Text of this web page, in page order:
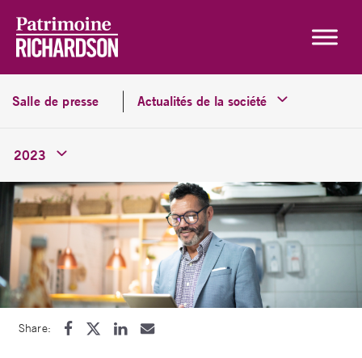
Salle de presse Actualités de la société
2023
Share: